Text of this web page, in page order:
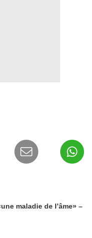
maladie de l’âme» –